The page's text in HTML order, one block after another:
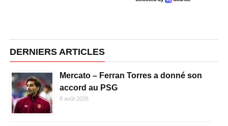
DERNIERS ARTICLES
Mercato – Ferran Torres a donné son
accord au PSG
8 août 2026